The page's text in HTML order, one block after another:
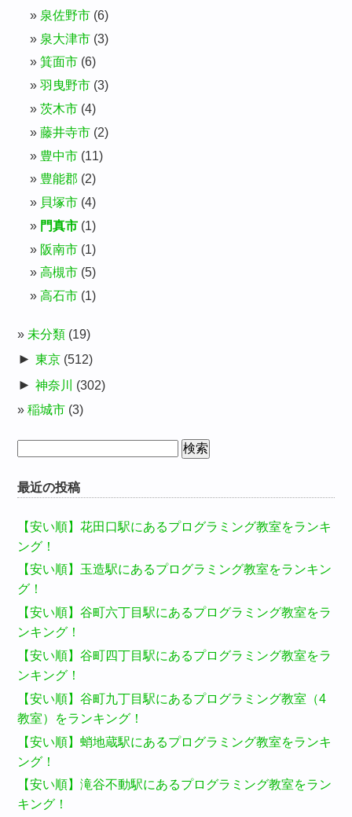
泉佐野市 (6)
泉大津市 (3)
箕面市 (6)
羽曳野市 (3)
茨木市 (4)
藤井寺市 (2)
豊中市 (11)
豊能郡 (2)
貝塚市 (4)
門真市 (1)
阪南市 (1)
高槻市 (5)
高石市 (1)
未分類 (19)
► 東京 (512)
► 神奈川
(302)
稲城市 (3)
最近の投稿
【安い順】花田口駅にあるプログラミング教室をランキ
ング！
【安い順】玉造駅にあるプログラミング教室をランキン
グ！
【安い順】谷町六丁目駅にあるプログラミング教室をラ
ンキング！
【安い順】谷町四丁目駅にあるプログラミング教室をラ
ンキング！
【安い順】谷町九丁目駅にあるプログラミング教室（4
教室）をランキング！
【安い順】蛸地蔵駅にあるプログラミング教室をランキ
ング！
【安い順】滝谷不動駅にあるプログラミング教室をラン
キング！